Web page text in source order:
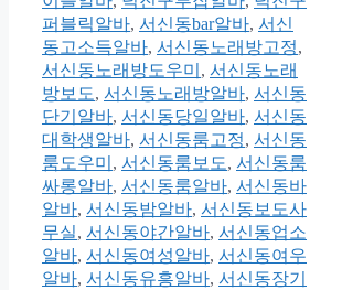
퍼블릭알바, 서신동bar알바, 서신
동고소득알바, 서신동노래방고정,
서신동노래방도우미 , 서신동노래
방보도, 서신동노래방알바, 서신동
단기알바, 서신동당일알바, 서신동
대학생알바, 서신동룸고정, 서신동
룸도우미 , 서신동룸보도, 서신동룸
싸롱알바, 서신동룸알바, 서신동바
알바, 서신동밤알바, 서신동보도사
무실, 서신동야간알바, 서신동업소
알바, 서신동여성알바, 서신동여우
알바, 서신동유흥알바, 서신동장기